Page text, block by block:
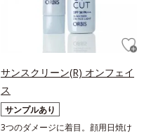
サンスクリーン(R) オンフェイ
ス
サンプルあり
3つのダメージに着目。顔用日焼け